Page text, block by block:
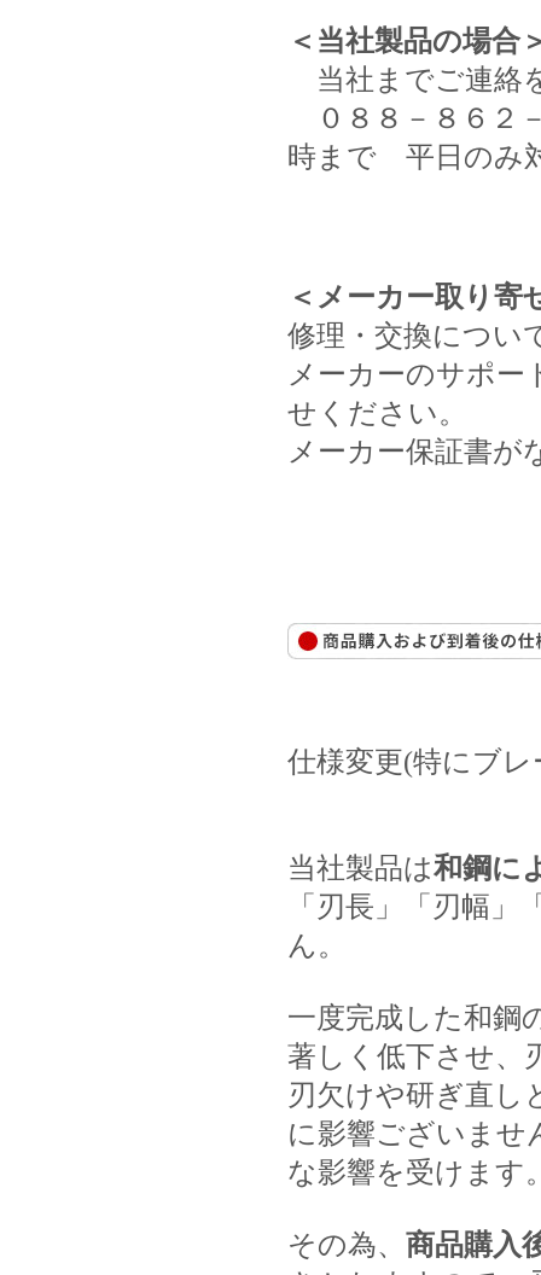
＜当社製品の場合
当社までご連絡
０８８－８６２
時まで 平日のみ
＜メーカー取り寄
修理・交換につい
メーカーのサポー
せください。
メーカー保証書が
仕様変更(特にブ
当社製品は和鋼に
「刃長」「刃幅
ん。
一度完成した和鋼
著しく低下させ、
刃欠けや研ぎ直し
に影響ございませ
な影響を受けます
その為、 商品購入